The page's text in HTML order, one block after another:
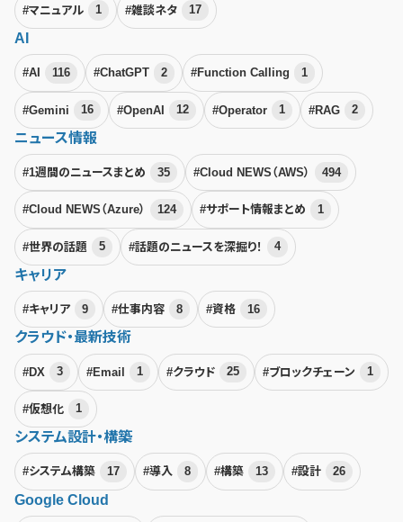
#マニュアル 1 #雑談ネタ 17
AI
#AI 116 #ChatGPT 2 #Function Calling 1
#Gemini 16 #OpenAI 12 #Operator 1 #RAG 2
ニュース情報
#1週間のニュースまとめ 35 #Cloud NEWS（AWS） 494
#Cloud NEWS（Azure） 124 #サポート情報まとめ 1
#世界の話題 5 #話題のニュースを深掘り！ 4
キャリア
#キャリア 9 #仕事内容 8 #資格 16
クラウド・最新技術
#DX 3 #Email 1 #クラウド 25 #ブロックチェーン 1
#仮想化 1
システム設計・構築
#システム構築 17 #導入 8 #構築 13 #設計 26
Google Cloud